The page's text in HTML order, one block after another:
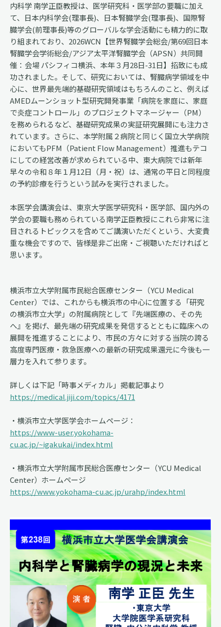
内科学 南学正臣教授は、医学研究科・医学部の要職に加え
て、日本内科学会(理事長)、日本腎臓学会(理事長)、国際腎
臓学会(前理事長)等のグローバルな学会活動にも精力的に取
り組まれており、2026WCN【世界腎臓学会総会/第69回日本
腎臓学会学術総会/アジア太平洋腎臓学会（APSN）共同開
催：会場 パシフィコ横浜、本年３月28日-31日】招致にも成
功されました。そして、研究においては、腎臓病学領域を中
心に、世界最先端的基礎研究領域はもちろんのこと、例えば
AMEDムーンショット型研究開発事業「病院を家庭に、家庭
で炎症コントロール」のプロジェクトマネージャー（PM）
を務められるなど、基礎研究成果の実証研究展開にも注力さ
れています。さらに、本学附属２病院と同じく国立大学病院
においてもPFM（Patient Flow Management）推進もテコ
にしての経営改善が求められている中、東大病院では新年
早々の令和８年１月12日（月・祝）は、通常の平日と同程度
の予約診療を行うという試みを実行されました。
本医学会講演会は、東京大学医学研究科・医学部、国内外の
学会の要職も務められている南学正臣教授にこれら非常に注
目されるトピックスを含めてご講演いただくという、大変貴
重な機会ですので、皆様是非ご出席・ご視聴いただければと
思います。
横浜市立大学附属市民総合医療センター（YCU Medical
Center）では、これからも横浜市の中心に位置する「研究
の横浜市立大学」の附属病院として『先端医療の、その先
へ』を掲げ、最先端の研究成果を発信するとともに臨床への
展開を推進することにより、市民の方々に対する当院の誇る
高度専門医療・救急医療への最新の研究成果還元に今後も一
層力を入れて参ります。
詳しくは下記「時事メディカル」掲載記事より
https://medical.jiji.com/topics/4171
・横浜市立大学医学会ホームページ：
https://www-user.yokohama-
cu.ac.jp/~igakukai/index.html
・横浜市立大学附属市民総合医療センター（YCU Medical
Center）ホームページ
https://www.yokohama-cu.ac.jp/urahp/index.html